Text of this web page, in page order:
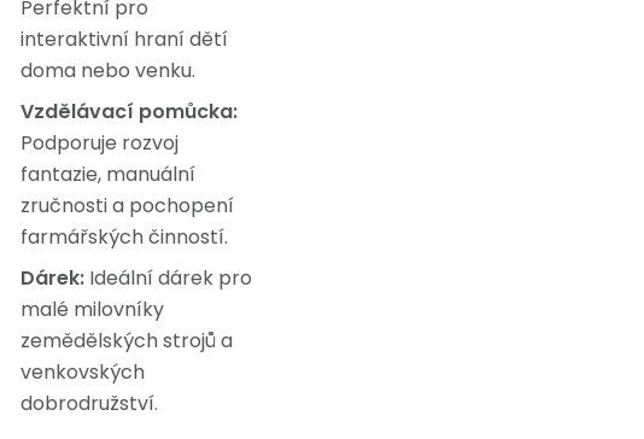
Perfektní pro
interaktivní hraní dětí
doma nebo venku.
Vzdělávací pomůcka:
Podporuje rozvoj
fantazie, manuální
zručnosti a pochopení
farmářských činností.
Dárek: Ideální dárek pro
malé milovníky
zemědělských strojů a
venkovských
dobrodružství.